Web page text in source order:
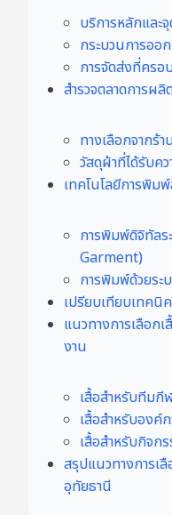
บริการหลักและ
กระบวนการออ
การจัดส่งที่ครอ
สำรวจตลาดการผ
ทางเลือกจากร้
วัสดุผ้าที่ได้รับค
เทคโนโลยีการพิม
การพิมพ์ดิจิทัล
Garment)
การพิมพ์ด้วยระ
เปรียบเทียบเทค
แนวทางการเลือก
งาน
เสื้อสำหรับทีมกี
เสื้อสำหรับองค์
เสื้อสำหรับกิจก
สรุปแนวทางการเ
อุทัยธานี